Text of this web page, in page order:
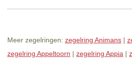
Meer zegelringen: zegelring Animans |
zegelring Appeltoorn | zegelring Appia |